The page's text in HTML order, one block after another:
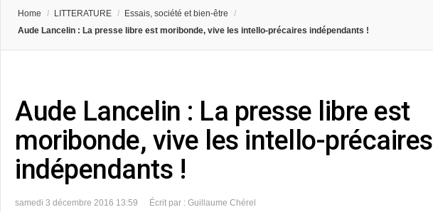
Home / LITTERATURE / Essais, société et bien-être
/
Aude Lancelin : La presse libre est moribonde, vive les intello-précaires indépendants !
Aude Lancelin : La presse libre est
moribonde, vive les intello-précaires
indépendants !
samedi 3 décembre 2016 13:59 Écrit par : Guillaume Chérel